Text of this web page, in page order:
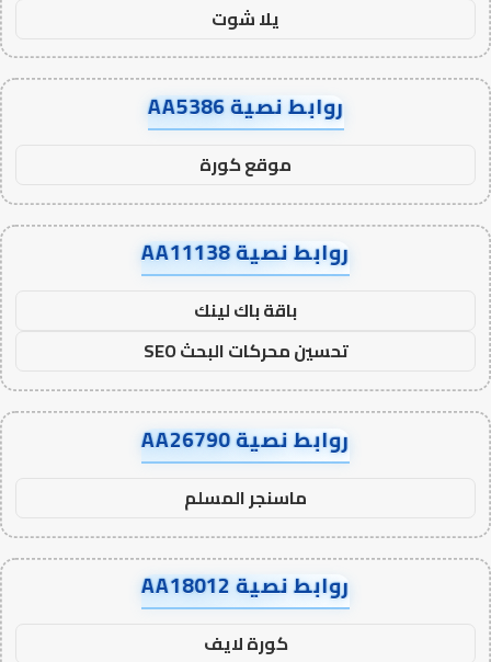
يلا شوت
روابط نصية AA5386
موقع كورة
روابط نصية AA11138
باقة باك لينك
تحسين محركات البحث SEO
روابط نصية AA26790
ماسنجر المسلم
روابط نصية AA18012
كورة لايف